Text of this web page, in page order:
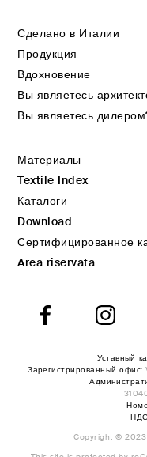
Уставный
Зарегистрированный офис:
Copyright ©
Сделано в Италии
Продукция
Вдохновение
Вы являетесь
Вы являетесь
Материалы
Textile Index
Каталоги
Download
Сертифицированное
Area riservata